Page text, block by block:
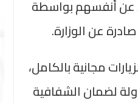
عن أنفسهم بواسطة
عن الوزارة.
مجانية بالكامل،
لضمان الشفافية